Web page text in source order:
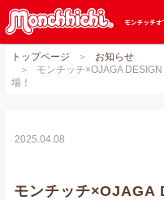
モンチッチとは？
ショップリスト
トップページ
お知らせ
モンチッチ×OJAGA
場！
2025.04.08
モンチッチ×OJAGA